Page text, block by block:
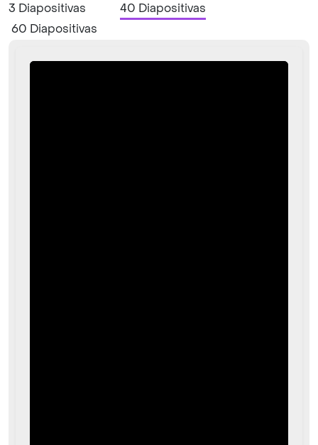
3 Diapositivas
40 Diapositivas
60 Diapositivas